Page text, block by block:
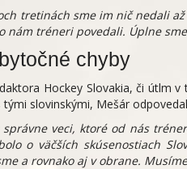
tretinách sme im nič nedali
nám tréneri povedali. Úplne
chyby
Hockey Slovakia, či útlm
slovinskými, Mešár
správne veci, ktoré od nás
o väčších skúsenostiach
a rovnako aj v obrane.